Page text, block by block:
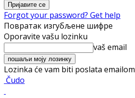
Forgot your password? Get help
Повратак изгубљене шифре
Oporavite vašu lozinku
vaš email
Lozinka će vam biti poslata emailom
Čudo